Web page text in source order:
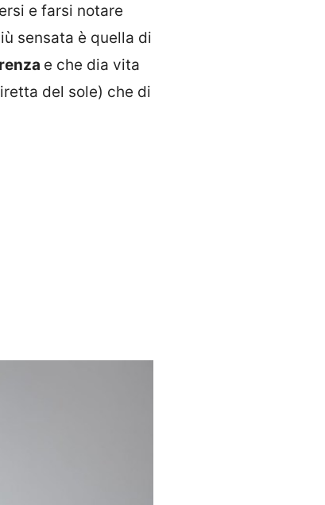
e farsi notare
sensata è quella di
e che dia vita
del sole) che di